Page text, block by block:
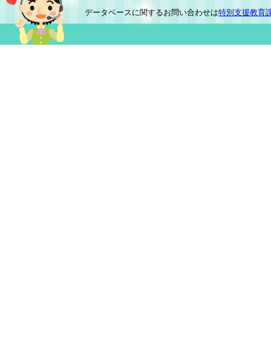
データベースに関するお問い合わせは特別支援教育